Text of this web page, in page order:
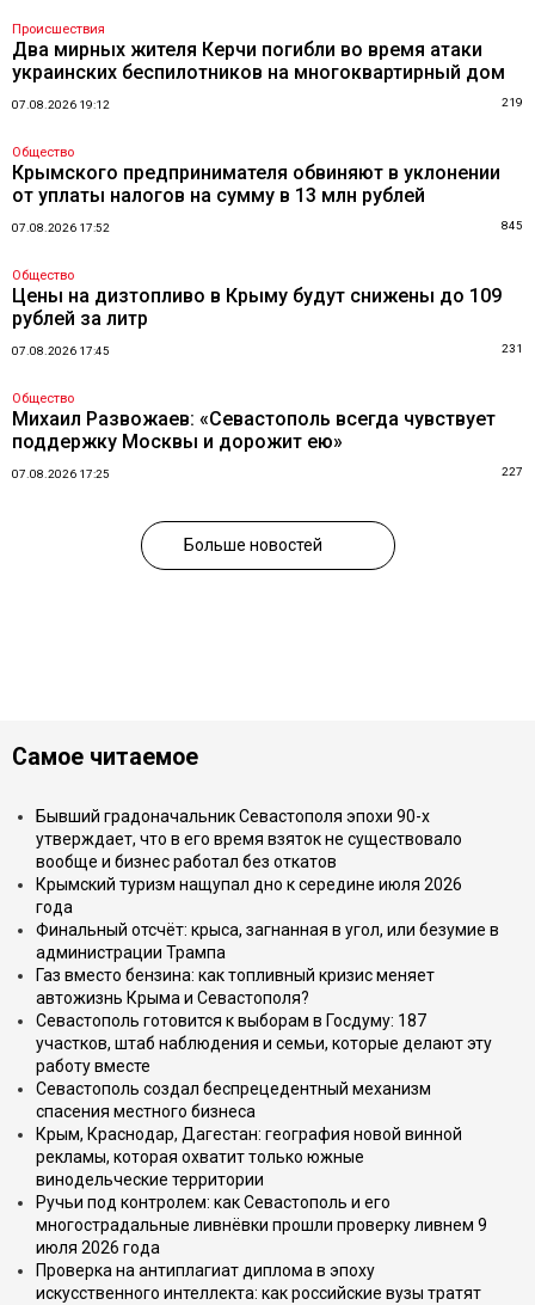
Происшествия
Два мирных жителя Керчи погибли во время атаки
украинских беспилотников на многоквартирный дом
07.08.2026 19:12 219
Общество
Крымского предпринимателя обвиняют в уклонении
от уплаты налогов на сумму в 13 млн рублей
07.08.2026 17:52 845
Общество
Цены на дизтопливо в Крыму будут снижены до 109
рублей за литр
07.08.2026 17:45 231
Общество
Михаил Развожаев: «Севастополь всегда чувствует
поддержку Москвы и дорожит ею»
07.08.2026 17:25 227
Больше новостей
Самое читаемое
Бывший градоначальник Севастополя эпохи 90-х
утверждает, что в его время взяток не существовало
вообще и бизнес работал без откатов
Крымский туризм нащупал дно к середине июля 2026
года
Финальный отсчёт: крыса, загнанная в угол, или безумие в
администрации Трампа
Газ вместо бензина: как топливный кризис меняет
автожизнь Крыма и Севастополя?
Севастополь готовится к выборам в Госдуму: 187
участков, штаб наблюдения и семьи, которые делают эту
работу вместе
Севастополь создал беспрецедентный механизм
спасения местного бизнеса
Крым, Краснодар, Дагестан: география новой винной
рекламы, которая охватит только южные
винодельческие территории
Ручьи под контролем: как Севастополь и его
многострадальные ливнёвки прошли проверку ливнем 9
июля 2026 года
Проверка на антиплагиат диплома в эпоху
искусственного интеллекта: как российские вузы тратят